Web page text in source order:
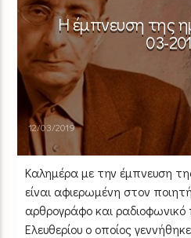
Η έμπνευση της
03-
12/03/2019
Καλημέρα με την έμπνευση
είναι αφιερωμένη στον
αρθρογράφο και
Ελευθερίου ο οποίος